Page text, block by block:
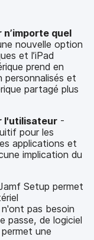
quel
nouvelle option
et l’iPad
prend en
personnalisés et
partagé plus
l'utilisateur -
pour les
applications et
implication du
Setup permet
pas besoin
passe, de logiciel
une